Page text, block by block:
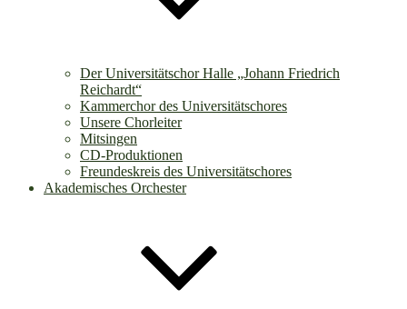
Der Universitätschor Halle „Johann Friedrich
Reichardt“
Kammerchor des Universitätschores
Unsere Chorleiter
Mitsingen
CD-Produktionen
Freundeskreis des Universitätschores
Akademisches Orchester